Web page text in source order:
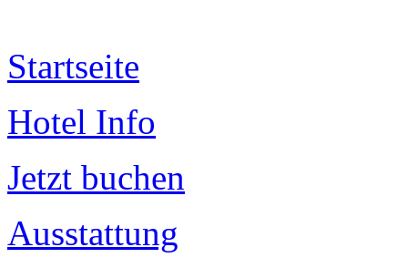
Startseite
Hotel Info
Jetzt buchen
Ausstattung